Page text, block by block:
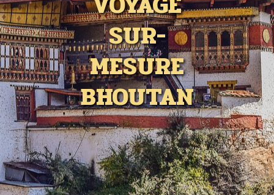
SUR-
MESURE
BHOUTAN